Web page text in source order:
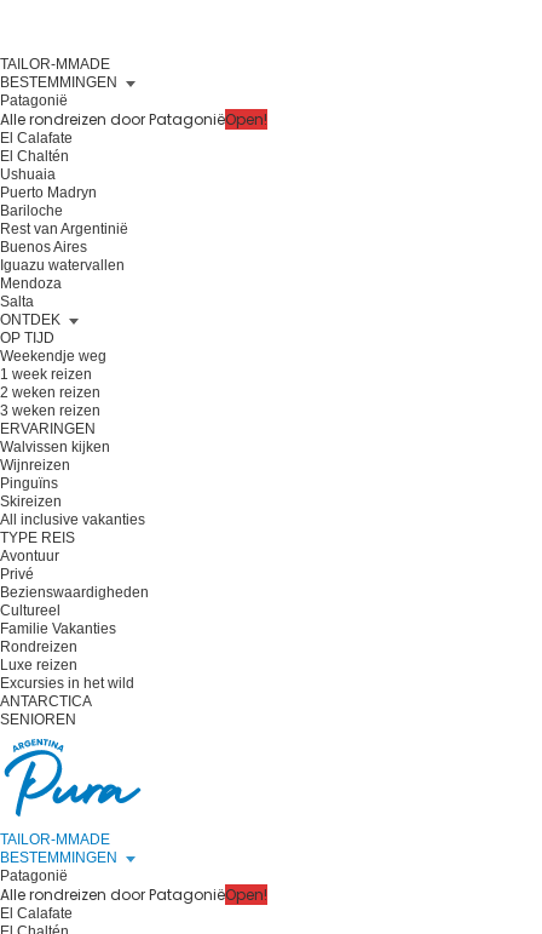
TAILOR-MMADE
BESTEMMINGEN
Patagonië
Alle rondreizen door PatagoniëOpen!
El Calafate
El Chaltén
Ushuaia
Puerto Madryn
Bariloche
Rest van Argentinië
Buenos Aires
Iguazu watervallen
Mendoza
Salta
ONTDEK
OP TIJD
Weekendje weg
1 week reizen
2 weken reizen
3 weken reizen
ERVARINGEN
Walvissen kijken
Wijnreizen
Pinguïns
Skireizen
All inclusive vakanties
TYPE REIS
Avontuur
Privé
Bezienswaardigheden
Cultureel
Familie Vakanties
Rondreizen
Luxe reizen
Excursies in het wild
ANTARCTICA
SENIOREN
TAILOR-MMADE
BESTEMMINGEN
Patagonië
Alle rondreizen door PatagoniëOpen!
El Calafate